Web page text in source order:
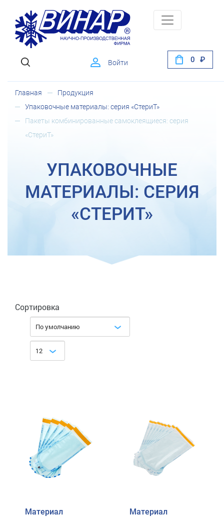
Войти 0
Главная
Продукция
Упаковочные материалы: серия «СтериТ»
Пакеты комбинированные самоклеящиеся: серия
«СтериТ»
УПАКОВОЧНЫЕ
МАТЕРИАЛЫ: СЕРИЯ
«СТЕРИТ»
Сортировка
По умолчанию
12
Материал
Материал